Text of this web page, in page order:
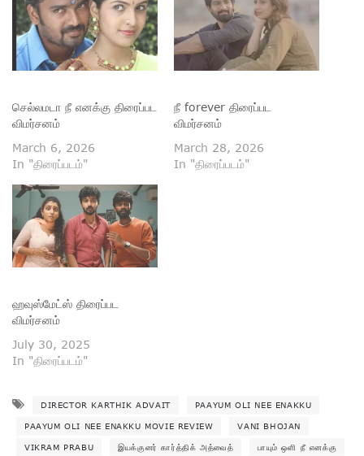
செல்லமடா நீ எனக்கு திரைப்பட
விமர்சனம்
March 6, 2026
In "திரைப்படம்"
நீ forever திரைப்பட
விமர்சனம்
March 28, 2026
In "திரைப்படம்"
ஹவுஸ்மேட்ஸ் திரைப்பட
விமர்சனம்
July 30, 2025
In "திரைப்படம்"
DIRECTOR KARTHIK ADVAIT PAAYUM OLI NEE ENAKKU
PAAYUM OLI NEE ENAKKU MOVIE REVIEW VANI BHOJAN
VIKRAM PRABU இயக்குனர் கார்த்திக் அத்வைத் பாயும் ஒளி நீ எனக்கு